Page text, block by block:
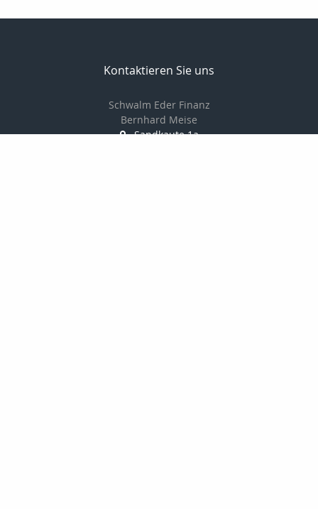
Kontaktieren Sie uns
Schwalm Eder Finanz
Bernhard Meise
Sandkaute 1a